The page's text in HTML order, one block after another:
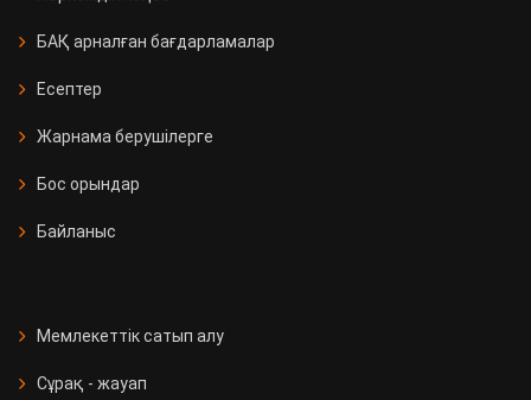
БАҚ арналған бағдарламалар
Есептер
Жарнама берушілерге
Бос орындар
Байланыс
Мемлекеттік сатып алу
Сұрақ - жауап